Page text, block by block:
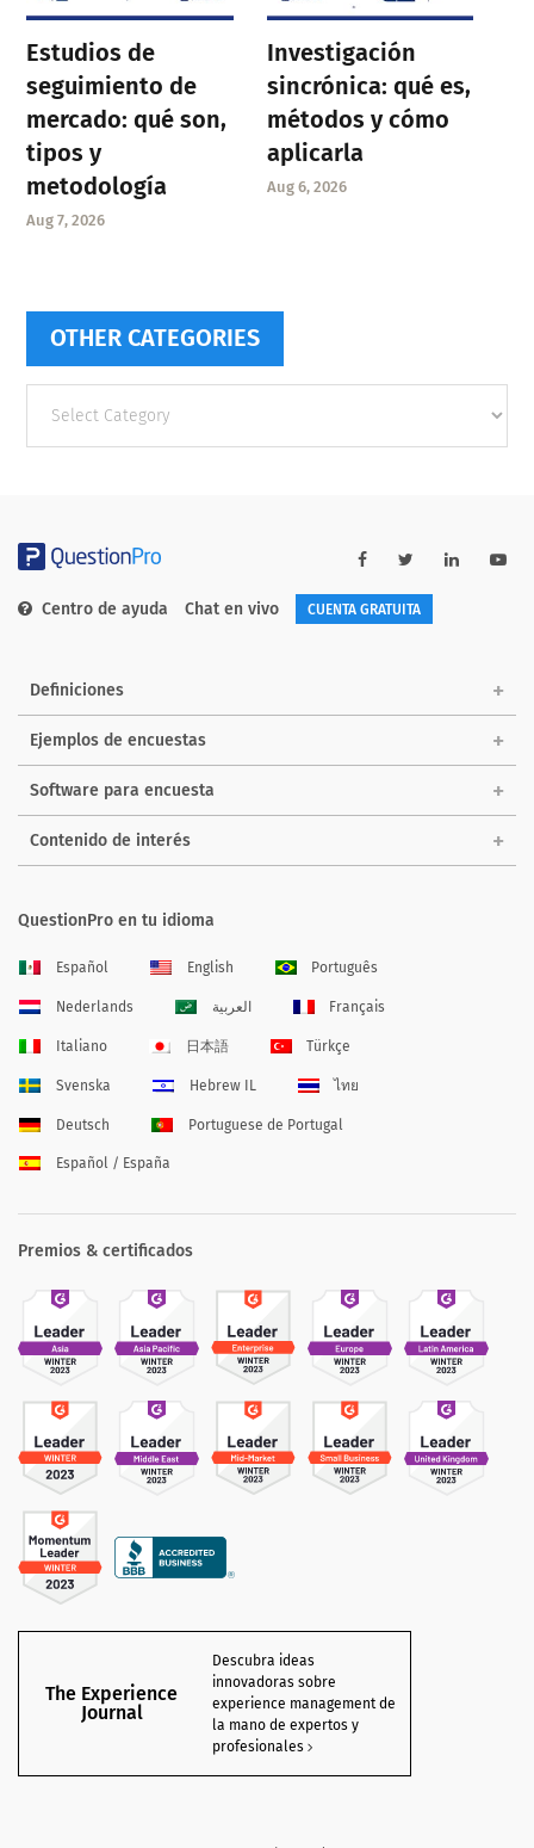
Estudios de
seguimiento de
mercado: qué son,
tipos y
metodología
Aug 7, 2026
Investigación
sincrónica: qué es,
métodos y cómo
aplicarla
Aug 6, 2026
OTHER CATEGORIES
categories
Centro de ayuda Chat en vivo CUENTA GRATUITA
Definiciones
Ejemplos de encuestas
Software para encuesta
Contenido de interés
QuestionPro en tu idioma
Español English Português
Nederlands العربية Français
Italiano 日本語 Türkçe
Svenska Hebrew IL ไทย
Deutsch Portuguese de Portugal
Español / España
Premios & certificados
The Experience
Journal
Descubra ideas
innovadoras sobre
experience management de
la mano de expertos y
profesionales